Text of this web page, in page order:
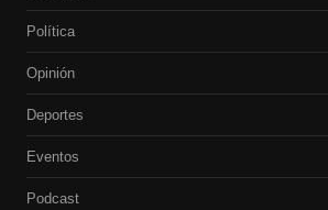
Política
Opinión
Deportes
Eventos
Podcast